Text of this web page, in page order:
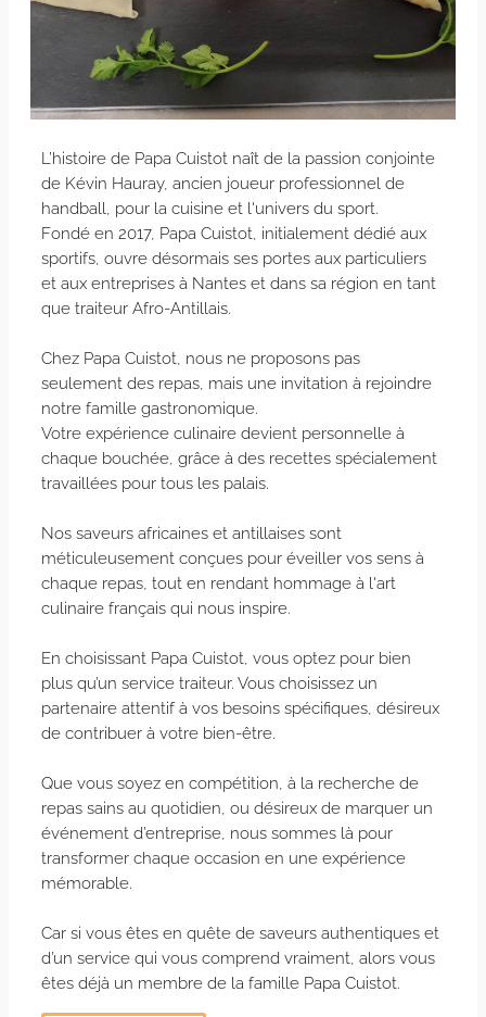
L’histoire de Papa Cuistot naît de la passion conjointe
de Kévin Hauray, ancien joueur professionnel de
handball, pour la cuisine et l'univers du sport.
Fondé en 2017, Papa Cuistot, initialement dédié aux
sportifs, ouvre désormais ses portes aux particuliers
et aux entreprises à Nantes et dans sa région en tant
que traiteur Afro-Antillais.
Chez Papa Cuistot, nous ne proposons pas
seulement des repas, mais une invitation à rejoindre
notre famille gastronomique.
Votre expérience culinaire devient personnelle à
chaque bouchée, grâce à des recettes spécialement
travaillées pour tous les palais.
Nos saveurs africaines et antillaises sont
méticuleusement conçues pour éveiller vos sens à
chaque repas, tout en rendant hommage à l'art
culinaire français qui nous inspire.
En choisissant Papa Cuistot, vous optez pour bien
plus qu’un service traiteur. Vous choisissez un
partenaire attentif à vos besoins spécifiques, désireux
de contribuer à votre bien-être.
Que vous soyez en compétition, à la recherche de
repas sains au quotidien, ou désireux de marquer un
événement d’entreprise, nous sommes là pour
transformer chaque occasion en une expérience
mémorable.
Car si vous êtes en quête de saveurs authentiques et
d’un service qui vous comprend vraiment, alors vous
êtes déjà un membre de la famille Papa Cuistot.